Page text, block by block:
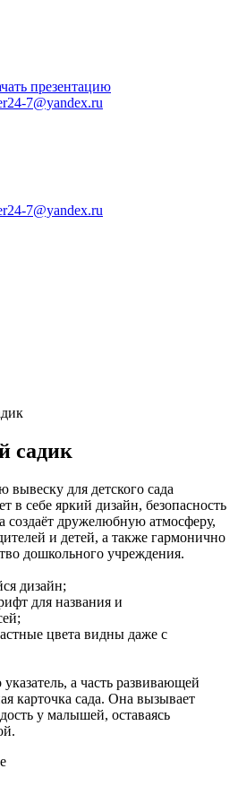
презентацию
7@yandex.ru
7@yandex.ru
садик
для детского сада
в себе яркий дизайн, безопасность
создаёт дружелюбную атмосферу,
и детей, а также гармонично
дошкольного учреждения.
дизайн;
для названия и
цвета видны даже с
а часть развивающей
карточка сада. Она вызывает
у малышей, оставаясь